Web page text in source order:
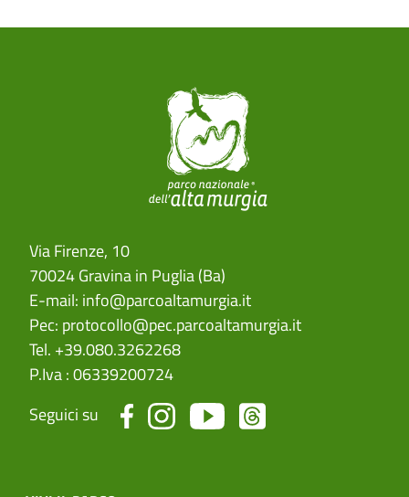
Via Firenze, 10
70024 Gravina in Puglia (Ba)
E-mail: info@parcoaltamurgia.it
Pec: protocollo@pec.parcoaltamurgia.it
Tel. +39.080.3262268
P.Iva : 06339200724
Seguici su